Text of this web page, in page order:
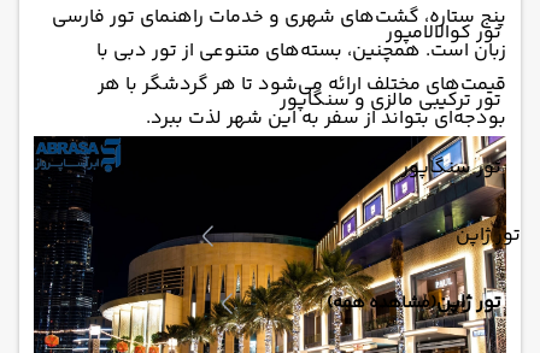
تور کوالالامپور
تور ترکیبی مالزی و سنگاپور
تور سنگاپور
تور ژاپن
تور ژاپن(مشاهده همه)
پنج ستاره، گشت‌های شهری و خدمات راهنمای تور فارسی
زبان است. همچنین، بسته‌های متنوعی از تور دبی با
قیمت‌های مختلف ارائه می‌شود تا هر گردشگر با هر
بودجه‌ای بتواند از سفر به این شهر لذت ببرد.